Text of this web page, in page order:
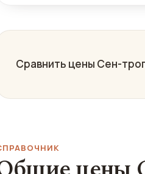
Сравнить цены Сен-